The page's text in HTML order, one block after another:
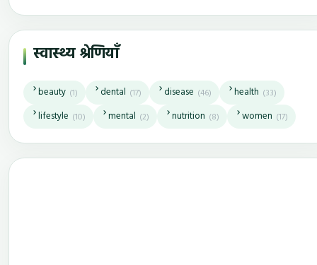
स्वास्थ्य श्रेणियाँ
beauty (1) dental (17) disease (46) health (33)
lifestyle (10) mental (2) nutrition (8) women (17)